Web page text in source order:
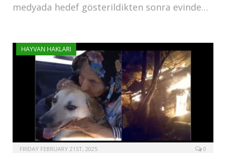
medyada hedef gösterildikten sonra evinde…
HAYVAN HAKLARI
FRIDAY FEBRUARY 21ST, 2025 0